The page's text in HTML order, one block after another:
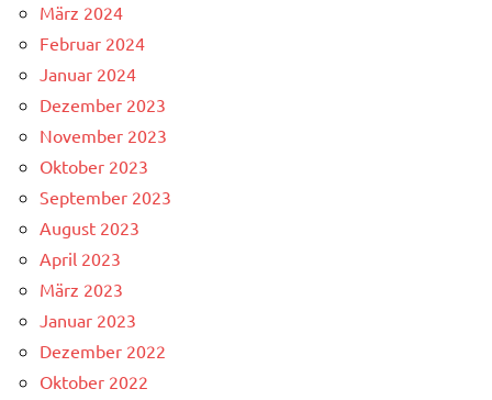
März 2024
Februar 2024
Januar 2024
Dezember 2023
November 2023
Oktober 2023
September 2023
August 2023
April 2023
März 2023
Januar 2023
Dezember 2022
Oktober 2022